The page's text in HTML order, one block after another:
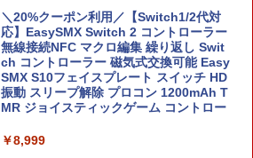
ニンテンドープリペイド番号 5000円|オ
ンラインコード版
￥10,737
【純正品】DualSense ワイヤレスコン
トローラー(CFI-ZCT2J)
￥10,737
￥5,000
【純正品】Xbox ワイヤレス コントロー
ラー (ロボット ホワイト)
￥7,681
￥8,589
劇場版「鬼滅の刃」無限城編 第一章 猗
窩座再来 完全生産限定版 [DVD]
￥7,828
＼20%クーポン利用／【Switch1/2代対
応】EasySMX Switch 2 コントローラー
無線接続NFC マクロ編集 繰り返し Swit
ch コントローラー 磁気式交換可能 Easy
SMX S10フェイスプレート スイッチ HD
振動 スリープ解除 プロコン 1200mAh T
MR ジョイスティックゲーム コントロー
￥8,999